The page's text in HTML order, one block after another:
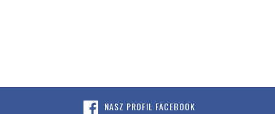
NASZ PROFIL FACEBOOK